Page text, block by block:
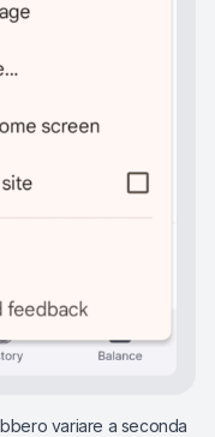
variare a seconda